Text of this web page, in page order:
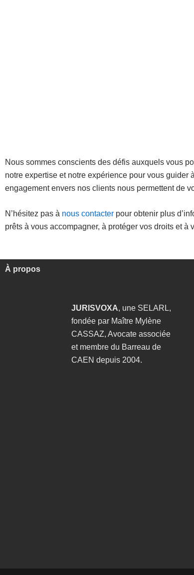
Nous sommes conscients des défis auxquels vous
notre expertise et notre expérience pour vous
engagement envers nos clients nous permettent de
N’hésitez pas à nous contacter pour obtenir plus
prêts à vous accompagner, à protéger vos droits et
À propos
JURISVOXA, une SELARL,
fondée par Maître Mylène
CASSAZ, Avocate associée
et membre du Barreau de
CAEN depuis 2004.